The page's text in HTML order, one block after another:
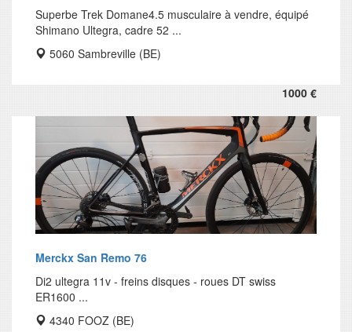
Superbe Trek Domane4.5 musculaire à vendre, équipé
Shimano Ultegra, cadre 52 ...
5060 Sambreville (BE)
1000 €
Merckx San Remo 76
Di2 ultegra 11v - freins disques - roues DT swiss
ER1600 ...
4340 FOOZ (BE)